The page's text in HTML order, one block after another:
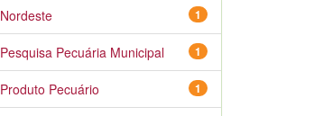
1
Nordeste
1
Pesquisa Pecuária Municipal
1
Produto Pecuário